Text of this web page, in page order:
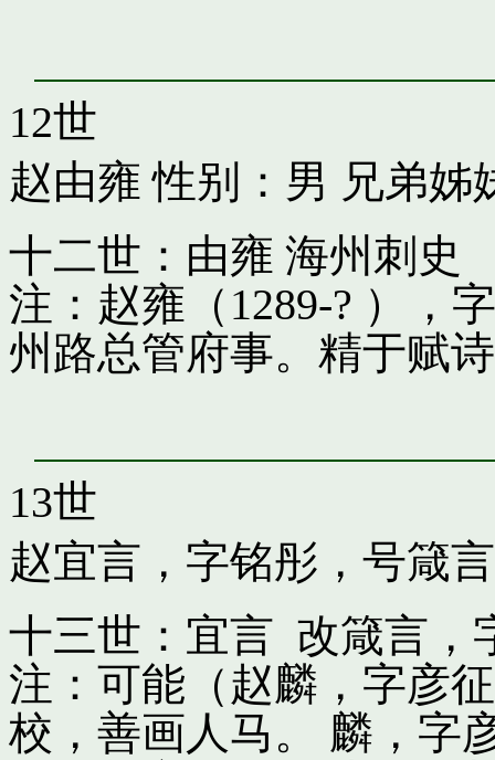
12世
赵由雍 性别：男 兄弟姊
十二世：由雍 海州刺史
注：赵雍（1289-? ），
州路总管府事。精于赋
13世
赵宜言，字铭彤，号箴言
十三世：宜言 改箴言，
注：可能（赵麟，字彦
校，善画人马。 麟，字